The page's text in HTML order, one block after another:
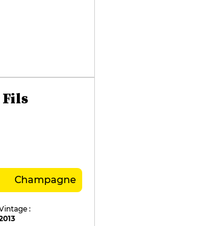
Champagne
: